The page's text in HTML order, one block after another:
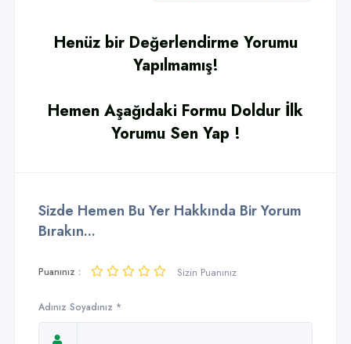
Henüz bir Değerlendirme Yorumu
Yapılmamış!
Hemen Aşağıdaki Formu Doldur İlk
Yorumu Sen Yap !
Sizde Hemen Bu Yer Hakkında Bir Yorum
Bırakın...
Puanınız : Sizin Puanınız
Adınız Soyadınız *